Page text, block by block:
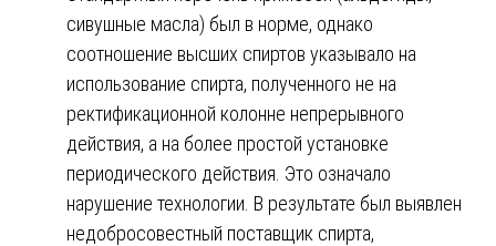
сивушные масла) был в норме, однако
соотношение высших спиртов указывало на
использование спирта, полученного не на
ректификационной колонне непрерывного
действия, а на более простой установке
периодического действия. Это означало
нарушение технологии. В результате был выявлен
недобросовестный поставщик спирта,